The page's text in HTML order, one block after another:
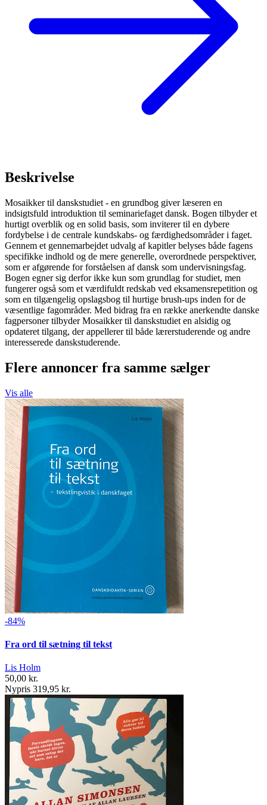
Beskrivelse
Mosaikker til danskstudiet - en grundbog giver læseren en
indsigtsfuld introduktion til seminariefaget dansk. Bogen tilbyder et
hurtigt overblik og en solid basis, som inviterer til en dybere
fordybelse i de centrale kundskabs- og færdighedsområder i faget.
Gennem et gennemarbejdet udvalg af kapitler belyses både fagens
specifikke indhold og de mere generelle, overordnede perspektiver,
som er afgørende for forståelsen af dansk som undervisningsfag.
Bogen egner sig derfor ikke kun som grundlag for studiet, men
fungerer også som et værdifuldt redskab ved eksamensrepetition og
som en tilgængelig opslagsbog til hurtige brush-ups inden for de
væsentlige fagområder. Med bidrag fra en række anerkendte danske
fagpersoner tilbyder Mosaikker til danskstudiet en alsidig og
opdateret tilgang, der appellerer til både lærerstuderende og andre
interesserede danskstuderende.
Flere annoncer fra samme sælger
Vis alle
-84%
Fra ord til sætning til tekst
Lis Holm
50,00 kr.
Nypris 319,95 kr.